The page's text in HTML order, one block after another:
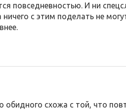
повседневностью. И ни
с этим поделать не
обидного схожа с той, что